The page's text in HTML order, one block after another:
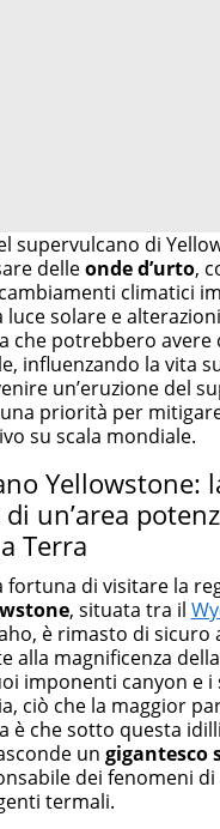
supervulcano di
delleonde d’urto,
climatici
luce solare e alterazioni
che potrebbero avere
influenzando la vita
un’eruzione del
priorità per
su scala mondiale.
Yellowstone:
un’area
Terra
fortuna di visitare la
, situata tra il
è rimasto di sicuro
alla magnificenza
imponenti canyon e
ciò che la maggior
è che sotto questa
un gigantesco
dei fenomeni di
termali.